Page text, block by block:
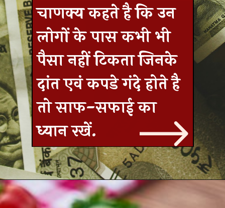
चाणक्य कहते है कि उन
लोगों के पास कभी भी
पैसा नहीं टिकता जिनके
दांत एवं कपडे गंदे होते है
तो साफ-सफाई का
ध्यान रखें.